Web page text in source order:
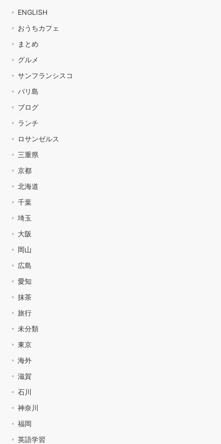
ENGLISH
おうちカフェ
まとめ
グルメ
サンフランシスコ
バリ島
ブログ
ランチ
ロサンゼルス
三重県
京都
北海道
千葉
埼玉
大阪
岡山
広島
愛知
抹茶
旅行
未分類
東京
海外
滋賀
石川
神奈川
福岡
英語学習